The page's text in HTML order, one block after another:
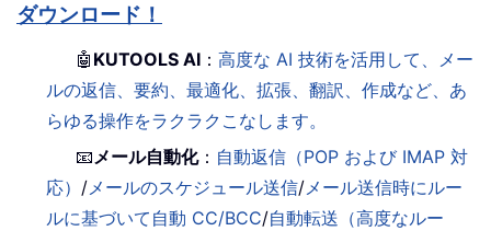
ダウンロード！
🤖 KUTOOLS AI ：高度な AI 技術を活用して、メー
ルの返信、要約、最適化、拡張、翻訳、作成など、あ
らゆる操作をラクラクこなします。
📧 メール自動化： 自動返信（POP および IMAP 対
応） / メールのスケジュール送信/ メール送信時にルー
ルに基づいて自動 CC/BCC/自動転送（高度なルー